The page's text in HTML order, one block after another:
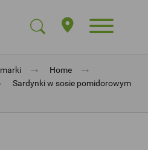
→ Home →
Sardynki w sosie pomidorowym